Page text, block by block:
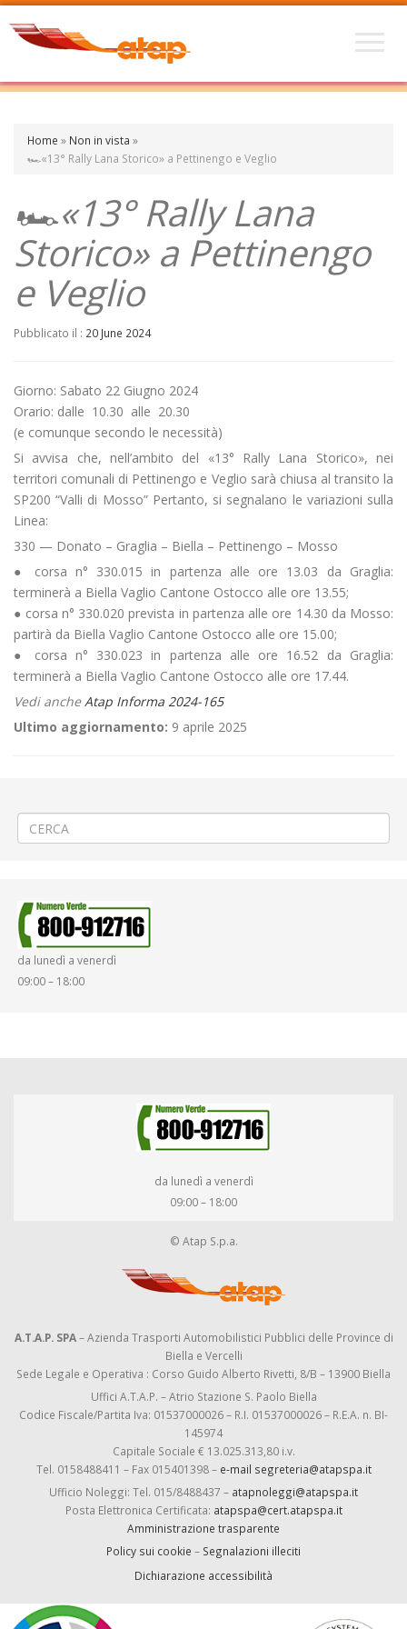
Home » Non in vista »
🏎️«13° Rally Lana Storico» a Pettinengo e Veglio
🏎️«13° Rally Lana
Storico» a Pettinengo
e Veglio
Pubblicato il : 20 June 2024
Giorno: Sabato 22 Giugno 2024
Orario: dalle 10.30 alle 20.30
(e comunque secondo le necessità)
Si avvisa che, nell’ambito del «13° Rally Lana Storico», nei
territori comunali di Pettinengo e Veglio sarà chiusa al transito la
SP200 “Valli di Mosso” Pertanto, si segnalano le variazioni sulla
Linea:
330 — Donato – Graglia – Biella – Pettinengo – Mosso
● corsa n° 330.015 in partenza alle ore 13.03 da Graglia:
terminerà a Biella Vaglio Cantone Ostocco alle ore 13.55;
● corsa n° 330.020 prevista in partenza alle ore 14.30 da Mosso:
partirà da Biella Vaglio Cantone Ostocco alle ore 15.00;
● corsa n° 330.023 in partenza alle ore 16.52 da Graglia:
terminerà a Biella Vaglio Cantone Ostocco alle ore 17.44.
Vedi ancheAtap Informa 2024-165
Ultimo aggiornamento: 9 aprile 2025
da lunedì a venerdì
09:00 – 18:00
da lunedì a venerdì
09:00 – 18:00
© Atap S.p.a.
A.T.A.P. SPA– Azienda Trasporti Automobilistici Pubblici delle Province di
Biella e Vercelli
Sede Legale e Operativa : Corso Guido Alberto Rivetti, 8/B – 13900 Biella
Uffici A.T.A.P. – Atrio Stazione S. Paolo Biella
Codice Fiscale/Partita Iva: 01537000026 – R.I. 01537000026 – R.E.A. n. BI-
145974
Capitale Sociale € 13.025.313,80 i.v.
Tel. 0158488411 – Fax 015401398 – e-mail segreteria@atapspa.it
Ufficio Noleggi: Tel. 015/8488437 – atapnoleggi@atapspa.it
Posta Elettronica Certificata: atapspa@cert.atapspa.it
Amministrazione trasparente
Policy sui cookie – Segnalazioni illeciti
Dichiarazione accessibilità